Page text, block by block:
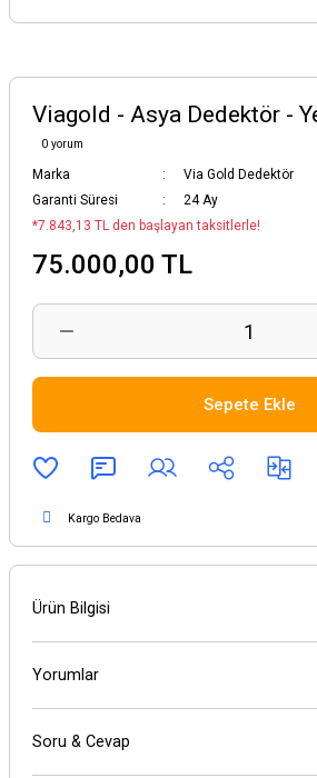
Viagold - Asya Dedektör -
0 yorum
Marka
Via Gold Dedektör
Garanti Süresi
24 Ay
*7.843,13 TL den başlayan taksitlerle!
75.000,00 TL
Sepete Ekle
Kargo Bedava
Ürün Bilgisi
Yorumlar
Soru & Cevap